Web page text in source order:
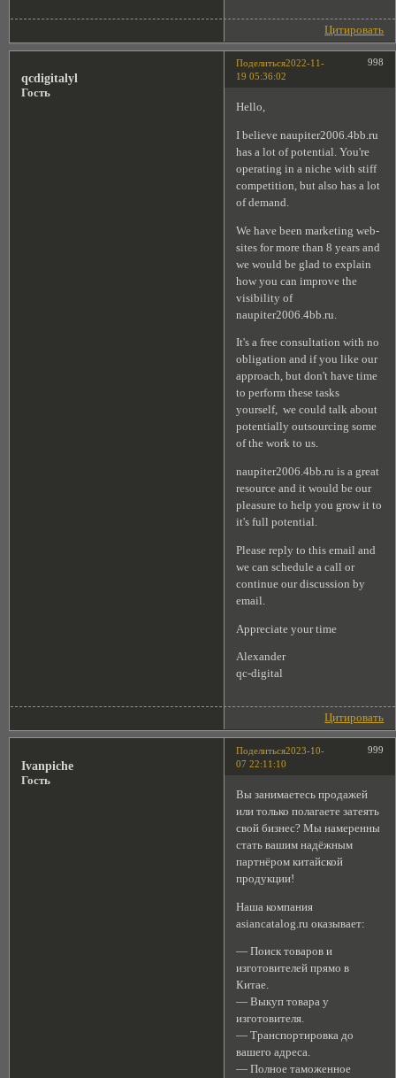
Цитировать
Поделиться 998
2022-11-
19 05:36:02
qcdigitalyl
Гость
Hello,
I believe naupiter2006.4bb.ru
has a lot of potential. You're
operating in a niche with stiff
competition, but also has a lot
of demand.
We have been marketing web-
sites for more than 8 years and
we would be glad to explain
how you can improve the
visibility of
naupiter2006.4bb.ru.
It's a free consultation with no
obligation and if you like our
approach, but don't have time
to perform these tasks
yourself, we could talk about
potentially outsourcing some
of the work to us.
naupiter2006.4bb.ru is a great
resource and it would be our
pleasure to help you grow it to
it's full potential.
Please reply to this email and
we can schedule a call or
continue our discussion by
email.
Appreciate your time
Alexander
qc-digital
Цитировать
Поделиться 999
2023-10-
07 22:11:10
Ivanpiche
Гость
Вы занимаетесь продажей
или только полагаете затеять
свой бизнес? Мы намеренны
стать вашим надёжным
партнёром китайской
продукции!
Наша компания
asiancatalog.ru оказывает:
— Поиск товаров и
изготовителей прямо в
Китае.
— Выкуп товара у
изготовителя.
— Транспортировка до
вашего адреса.
— Полное таможенное